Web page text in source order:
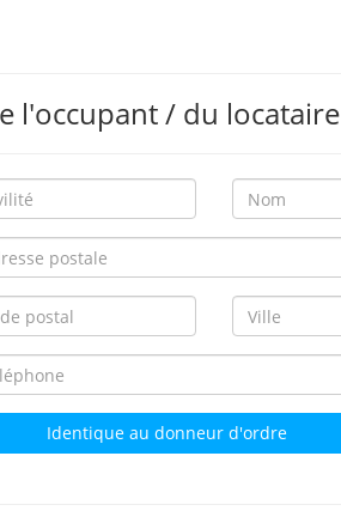
l'occupant / du locataire
Identique au donneur d'ordre